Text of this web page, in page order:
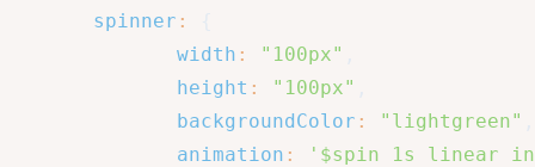
spinner :
width : "100px"
height : "100px"
backgroundColor : "lightgreen"
animation :
'$spin 1s linear